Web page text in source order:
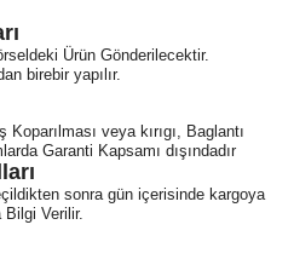
Ürün Gönderilecektir.
birebir yapılır.
veya kırıgı, Baglantı
Garanti Kapsamı dışındadır
sonra gün içerisinde kargoya
Bilgi Verilir.